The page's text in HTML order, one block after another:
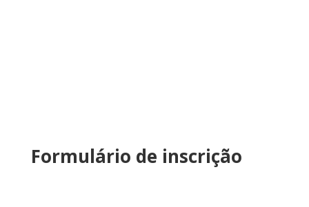
Formulário de inscrição